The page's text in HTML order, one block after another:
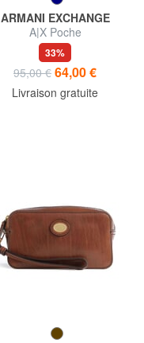
ARMANI EXCHANGE
A|X Poche
33%
95,00 € 64,00 €
Livraison gratuite